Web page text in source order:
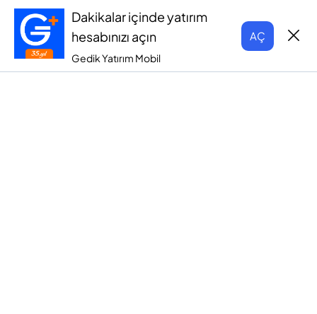
Dakikalar içinde yatırım
hesabınızı açın
Gedik Yatırım Mobil
AÇ